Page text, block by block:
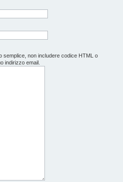
semplice, non includere codice HTML o
indirizzo email.